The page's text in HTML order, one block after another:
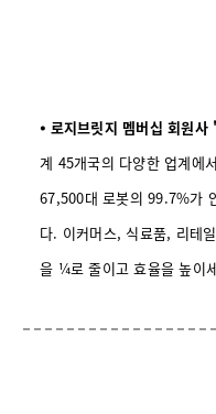
⦁ 로지브릿지 멤버십 회원
계 45개국의 다양한 업계에
67,500대 로봇의 99.7%가
다. 이커머스, 식료품, 리테
을 ¼로 줄이고 효율을 높이